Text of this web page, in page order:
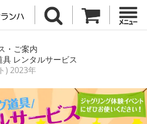
・ご案内
レンタルサービス
) 2023年